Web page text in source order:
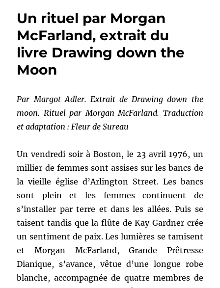
Un rituel par Morgan
McFarland, extrait du
livre Drawing down the
Moon
Par Margot Adler. Extrait de Drawing down the
moon. Rituel par Morgan McFarland. Traduction
et adaptation : Fleur de Sureau
Un vendredi soir à Boston, le 23 avril 1976, un
millier de femmes sont assises sur les bancs de
la vieille église d’Arlington Street. Les bancs
sont plein et les femmes continuent de
s’installer par terre et dans les allées. Puis se
taisent tandis que la flûte de Kay Gardner crée
un sentiment de paix. Les lumières se tamisent
et Morgan McFarland, Grande Prêtresse
Dianique, s’avance, vêtue d’une longue robe
blanche, accompagnée de quatre membres de